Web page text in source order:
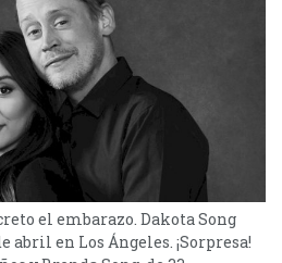
el embarazo. Dakota Song
abril en Los Ángeles. ¡Sorpresa!